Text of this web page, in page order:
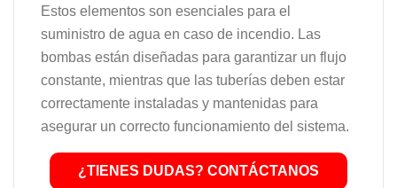
Estos elementos son esenciales para el
suministro de agua en caso de incendio. Las
bombas están diseñadas para garantizar un flujo
constante, mientras que las tuberías deben estar
correctamente instaladas y mantenidas para
asegurar un correcto funcionamiento del sistema.
¿TIENES DUDAS? CONTÁCTANOS